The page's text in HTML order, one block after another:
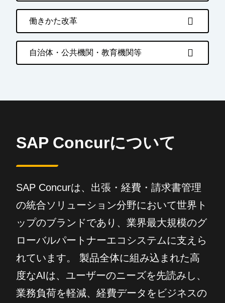
働きかた改革
自治体・公共機関・教育機関等
SAP Concurについて
SAP Concurは、出張・経費・請求書管理
の統合ソリューション分野において世界ト
ップのブランドであり、業界最大規模のグ
ローバルパートナーエコシステムに支えら
れています。 製品全体に組み込まれた高
度なAIは、ユーザーのニーズを先読みし、
業務負荷を軽減、経費データをビジネスの